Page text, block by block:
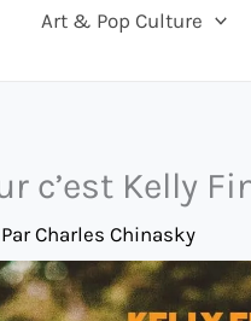
Art & Pop Culture
c’est Kelly
Charles Chinasky